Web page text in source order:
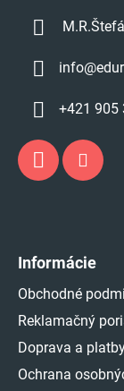
info@
+421 905
Informácie
Obchodné
Reklamačný
Doprava a
Ochrana